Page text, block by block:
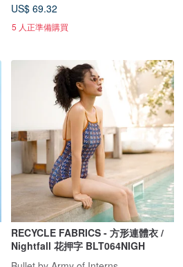
US$ 69.32
5 人正準備購買
RECYCLE FABRICS - 方形連體衣 /
Nightfall 花押字 BLT064NIGH